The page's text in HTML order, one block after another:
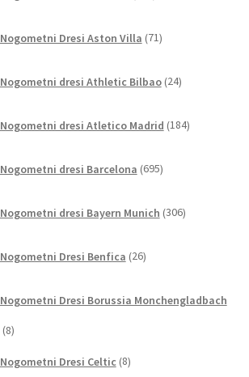
Nogometni Dresi Aston Villa 71izdelkov
Nogometni dresi Athletic Bilbao 24izdelkov
Nogometni dresi Atletico Madrid 184izdelkov
Nogometni dresi Barcelona 695izdelkov
Nogometni dresi Bayern Munich 306izdelkov
Nogometni Dresi Benfica 26izdelkov
Nogometni Dresi Borussia Monchengladbach
88
Nogometni Dresi Celtic 8izdelkov